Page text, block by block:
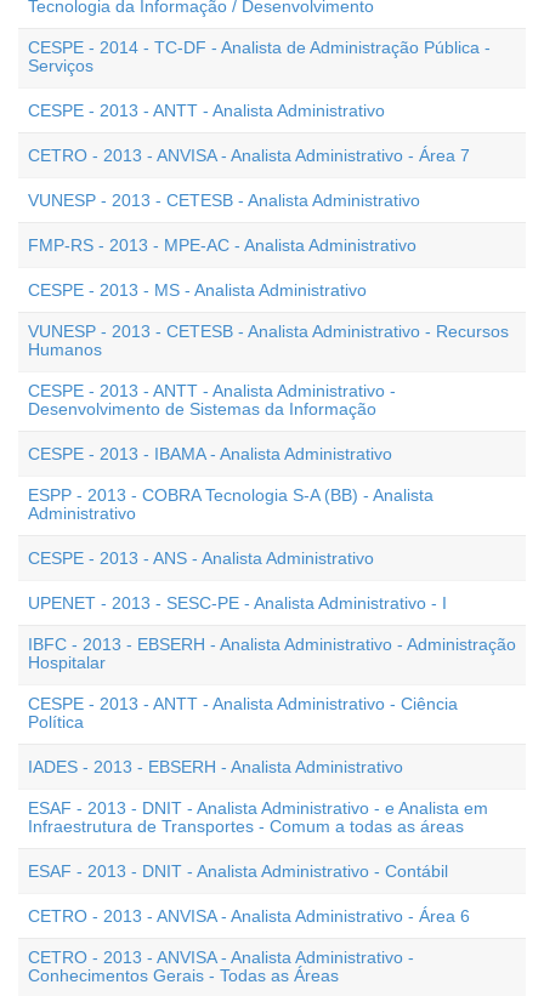
Tecnologia da Informação / Desenvolvimento
CESPE - 2014 - TC-DF - Analista de Administração Pública -
Serviços
CESPE - 2013 - ANTT - Analista Administrativo
CETRO - 2013 - ANVISA - Analista Administrativo - Área 7
VUNESP - 2013 - CETESB - Analista Administrativo
FMP-RS - 2013 - MPE-AC - Analista Administrativo
CESPE - 2013 - MS - Analista Administrativo
VUNESP - 2013 - CETESB - Analista Administrativo - Recursos
Humanos
CESPE - 2013 - ANTT - Analista Administrativo -
Desenvolvimento de Sistemas da Informação
CESPE - 2013 - IBAMA - Analista Administrativo
ESPP - 2013 - COBRA Tecnologia S-A (BB) - Analista
Administrativo
CESPE - 2013 - ANS - Analista Administrativo
UPENET - 2013 - SESC-PE - Analista Administrativo - I
IBFC - 2013 - EBSERH - Analista Administrativo - Administração
Hospitalar
CESPE - 2013 - ANTT - Analista Administrativo - Ciência
Política
IADES - 2013 - EBSERH - Analista Administrativo
ESAF - 2013 - DNIT - Analista Administrativo - e Analista em
Infraestrutura de Transportes - Comum a todas as áreas
ESAF - 2013 - DNIT - Analista Administrativo - Contábil
CETRO - 2013 - ANVISA - Analista Administrativo - Área 6
CETRO - 2013 - ANVISA - Analista Administrativo -
Conhecimentos Gerais - Todas as Áreas